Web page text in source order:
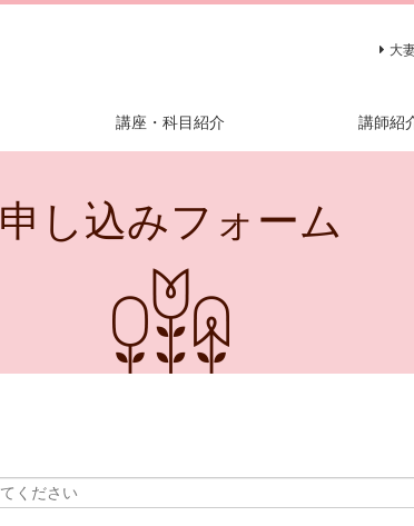
大
講座・科目紹介 講師紹
申し込みフォーム